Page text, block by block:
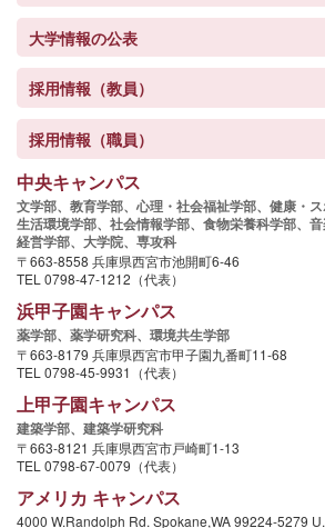
大学情報の公表
採用情報（教員）
採用情報（職員）
中央キャンパス
文学部、 教育学部、 心理・社会福祉学部、 健康・ス
生活環境学部、 社会情報学部、 食物栄養科学部、 音
経営学部、 大学院、 専攻科
〒663-8558 兵庫県西宮市池開町6-46
TEL 0798-47-1212（代表）
浜甲子園キャンパス
薬学部、 薬学研究科、 環境共生学部
〒663-8179 兵庫県西宮市甲子園九番町11-68
TEL 0798-45-9931（代表）
上甲子園キャンパス
建築学部、 建築学研究科
〒663-8121 兵庫県西宮市戸崎町1-13
TEL 0798-67-0079（代表）
アメリカ キャンパス
4000 W.Randolph Rd. Spokane,WA 99224-5279